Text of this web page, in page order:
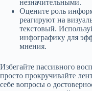
незначительными.
Оцените роль
реагируют на
текстовый.
инфографику для
мнения.
Избегайте пассивного
просто прокручивайте
себе вопросы о